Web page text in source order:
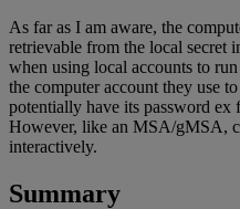
As far as I am aware, the
retrievable from the local secret
when using local accounts to
the computer account they use
potentially have its password ex
However, like an MSA/gMSA,
interactively.
Summary